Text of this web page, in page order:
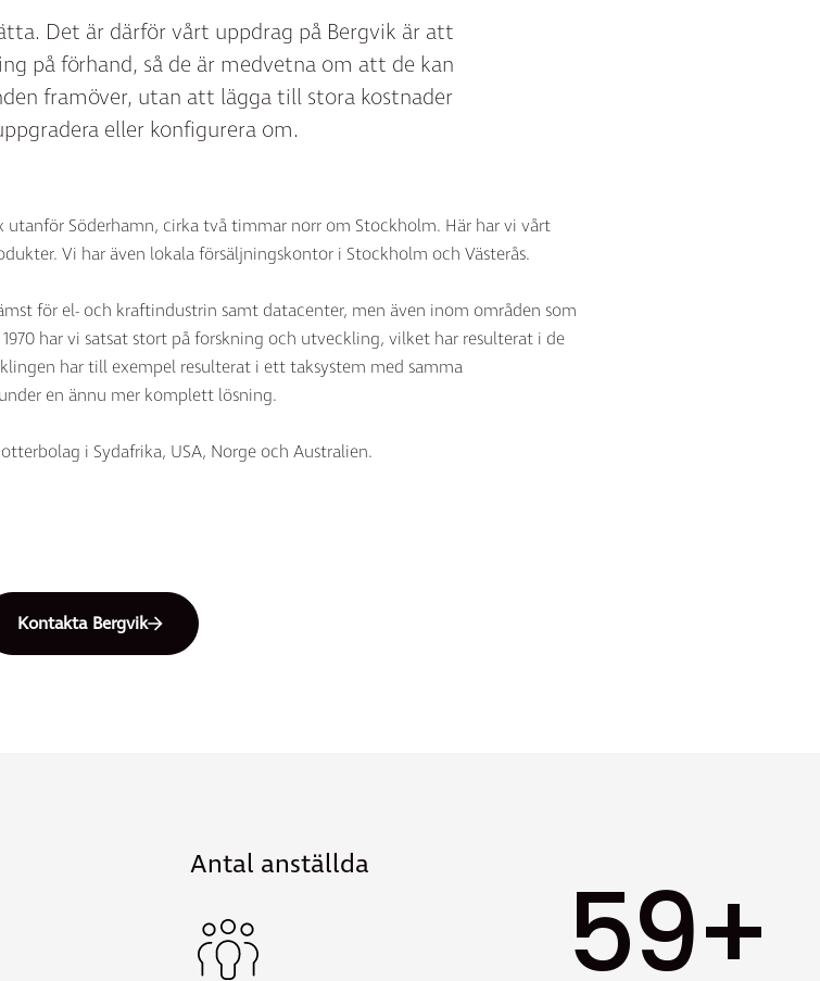
. Det är därför vårt uppdrag på Bergvik är att
på förhand, så de är medvetna om att de kan
framöver, utan att lägga till stora kostnader
eller konfigurera om.
utanför Söderhamn, cirka två timmar norr om Stockholm. Här har vi vårt
Vi har även lokala försäljningskontor i Stockholm och Västerås.
för el- och kraftindustrin samt datacenter, men även inom områden som
har vi satsat stort på forskning och utveckling, vilket har resulterat i de
har till exempel resulterat i ett taksystem med samma
en ännu mer komplett lösning.
i Sydafrika, USA, Norge och Australien.
Kontakta Bergvik
Antal anställda 59+